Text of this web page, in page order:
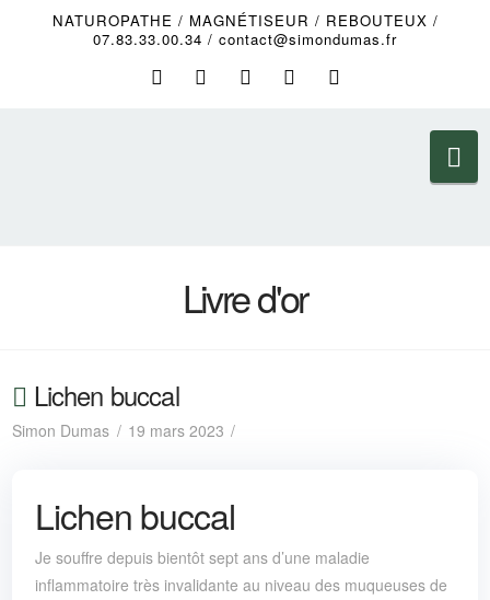
NATUROPATHE / MAGNÉTISEUR / REBOUTEUX /
07.83.33.00.34 / contact@simondumas.fr
Livre d'or
Lichen buccal
Simon Dumas 19 mars 2023
Lichen buccal
Je souffre depuis bientôt sept ans d’une maladie
inflammatoire très invalidante au niveau des muqueuses de